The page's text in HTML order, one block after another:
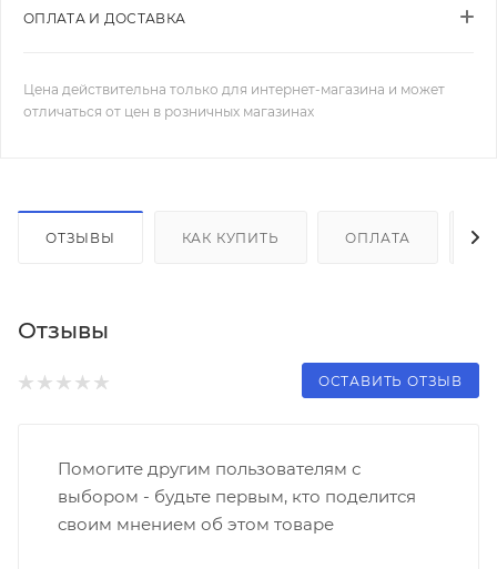
ОПЛАТА И ДОСТАВКА
Цена действительна только для интернет-магазина и может
отличаться от цен в розничных магазинах
ОТЗЫВЫ КАК КУПИТЬ ОПЛАТА
Отзывы
ОСТАВИТЬ ОТЗЫВ
Помогите другим пользователям с
выбором - будьте первым, кто поделится
своим мнением об этом товаре